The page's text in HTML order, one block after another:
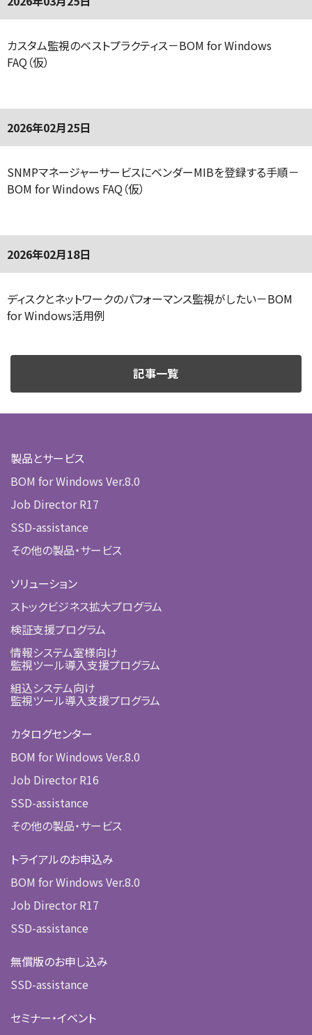
カスタム監視のベストプラクティス－BOM for Windows
FAQ（仮）
2026年02月25日
SNMPマネージャーサービスにベンダーMIBを登録する手順－
BOM for Windows FAQ（仮）
2026年02月18日
ディスクとネットワークのパフォーマンス監視がしたい－BOM
for Windows活用例
記事一覧
製品とサービス
BOM for Windows Ver.8.0
Job Director R17
SSD-assistance
その他の製品・サービス
ソリューション
ストックビジネス拡大プログラム
検証支援プログラム
情報システム室様向け
監視ツール導入支援プログラム
組込システム向け
監視ツール導入支援プログラム
カタログセンター
BOM for Windows Ver.8.0
Job Director R16
SSD-assistance
その他の製品・サービス
トライアルのお申込み
BOM for Windows Ver.8.0
Job Director R17
SSD-assistance
無償版のお申し込み
SSD-assistance
セミナー・イベント